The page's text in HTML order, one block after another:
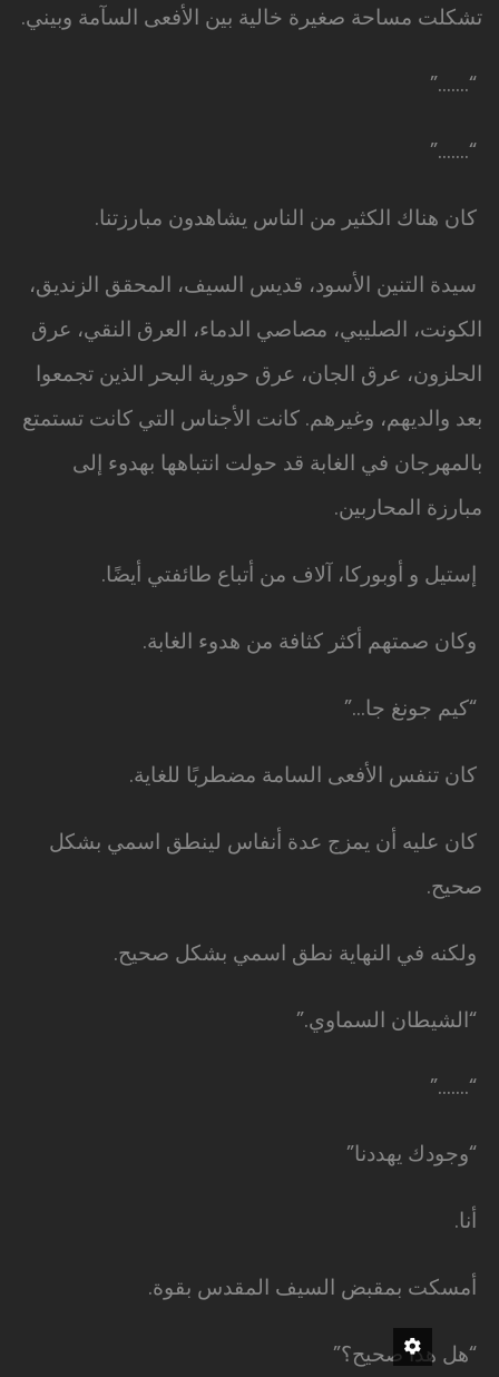
تشكلت مساحة صغيرة خالية بين الأفعى السآمة وبيني.
“…….”
“…….”
كان هناك الكثير من الناس يشاهدون مبارزتنا.
سيدة التنين الأسود، قديس السيف، المحقق الزنديق،
الكونت، الصليبي، مصاصي الدماء، العرق النقي، عرق
الحلزون، عرق الجان، عرق حورية البحر الذين تجمعوا
بعد والديهم، وغيرهم. كانت الأجناس التي كانت تستمتع
بالمهرجان في الغابة قد حولت انتباهها بهدوء إلى
مبارزة المحاربين.
إستيل و أوبوركا، آلاف من أتباع طائفتي أيضًا.
وكان صمتهم أكثر كثافة من هدوء الغابة.
“كيم جونغ جا…”
كان تنفس الأفعى السامة مضطربًا للغاية.
كان عليه أن يمزج عدة أنفاس لينطق اسمي بشكل
صحيح.
ولكنه في النهاية نطق اسمي بشكل صحيح.
“الشيطان السماوي.”
“…….”
“وجودك يهددنا”
أنا.
أمسكت بمقبض السيف المقدس بقوة.
“هل هذا صحيح؟”